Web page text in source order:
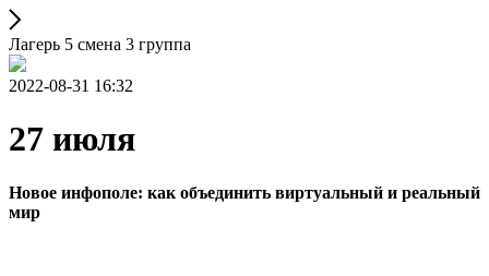
Лагерь 5 смена 3 группа
2022-08-31 16:32
27 июля
Новое инфополе: как объединить виртуальный и реальный
мир